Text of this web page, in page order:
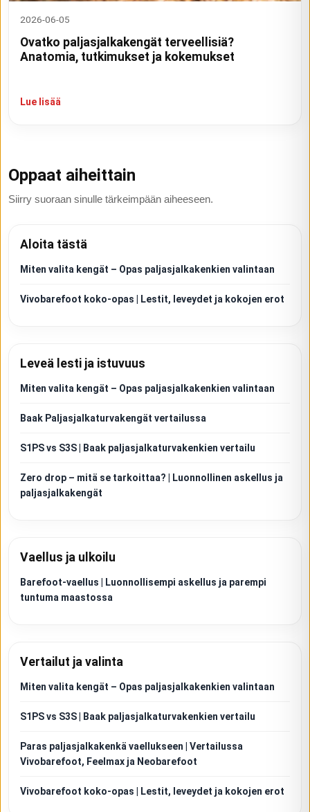
2026-06-05
Ovatko paljasjalkakengät terveellisiä?
Anatomia, tutkimukset ja kokemukset
Lue lisää
Oppaat aiheittain
Siirry suoraan sinulle tärkeimpään aiheeseen.
Aloita tästä
Miten valita kengät – Opas paljasjalkakenkien valintaan
Vivobarefoot koko-opas | Lestit, leveydet ja kokojen erot
Leveä lesti ja istuvuus
Miten valita kengät – Opas paljasjalkakenkien valintaan
Baak Paljasjalkaturvakengät vertailussa
S1PS vs S3S | Baak paljasjalkaturvakenkien vertailu
Zero drop – mitä se tarkoittaa? | Luonnollinen askellus ja
paljasjalkakengät
Vaellus ja ulkoilu
Barefoot-vaellus | Luonnollisempi askellus ja parempi
tuntuma maastossa
Vertailut ja valinta
Miten valita kengät – Opas paljasjalkakenkien valintaan
S1PS vs S3S | Baak paljasjalkaturvakenkien vertailu
Paras paljasjalkakenkä vaellukseen | Vertailussa
Vivobarefoot, Feelmax ja Neobarefoot
Vivobarefoot koko-opas | Lestit, leveydet ja kokojen erot